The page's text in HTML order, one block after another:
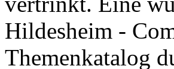
Hildesheim -
Themenkatalog